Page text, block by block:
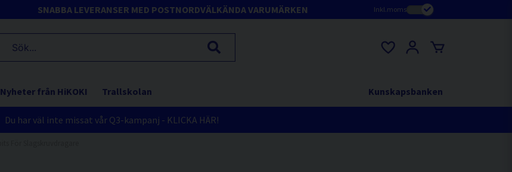
SNABBA LEVERANSER MED POSTNORDVÄLKÄNDA VARUMÄRKEN Inkl.moms
Nyheter från HiKOKI Trallskolan Kunskapsbanken
Du har väl inte missat vår Q3-kampanj - KLICKA HÄR!